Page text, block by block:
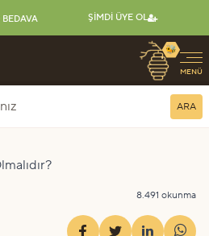
ŞIMDI ÜYE OL
🐝
MENÜ
ARA
8.491 okunma